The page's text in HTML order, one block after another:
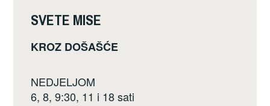
e
b
o
o
k
er e
SVETE MISE
KROZ DOŠAŠĆE
NEDJELJOM
6, 8, 9:30, 11 i 18 sati